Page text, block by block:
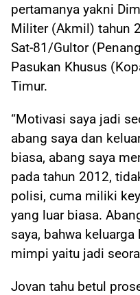
pertamanya yakni
Militer (Akmil) tahun
Sat-81/Gultor
Pasukan Khusus
Timur.
“Motivasi saya jadi
abang saya dan
biasa, abang saya
pada tahun 2012,
polisi, cuma miliki
yang luar biasa.
saya, bahwa
mimpi yaitu jadi
Jovan tahu betul